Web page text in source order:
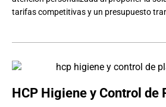
tarifas competitivas y un presupuesto
HCP Higiene y Control de